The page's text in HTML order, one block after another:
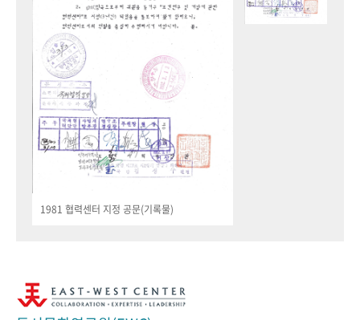
1981 협력센터 지정 공문(기록물)